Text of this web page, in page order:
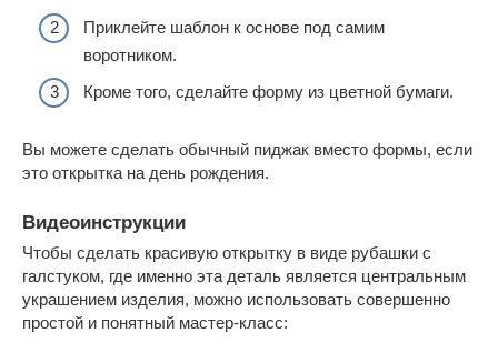
Приклейте шаблон к основе под самим
воротником.
Кроме того, сделайте форму из цветной бумаги.
Вы можете сделать обычный пиджак вместо формы, если
это открытка на день рождения.
Видеоинструкции
Чтобы сделать красивую открытку в виде рубашки с
галстуком, где именно эта деталь является центральным
украшением изделия, можно использовать совершенно
простой и понятный мастер-класс: